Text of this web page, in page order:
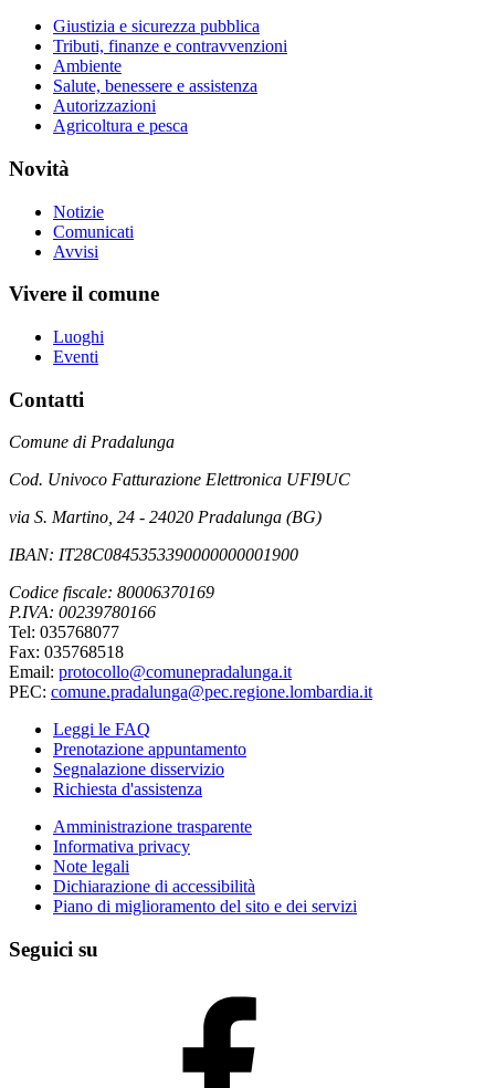
Giustizia e sicurezza pubblica
Tributi, finanze e contravvenzioni
Ambiente
Salute, benessere e assistenza
Autorizzazioni
Agricoltura e pesca
Novità
Notizie
Comunicati
Avvisi
Vivere il comune
Luoghi
Eventi
Contatti
Comune di Pradalunga
Cod. Univoco Fatturazione Elettronica UFI9UC
via S. Martino, 24 - 24020 Pradalunga (BG)
IBAN: IT28C0845353390000000001900
Codice fiscale: 80006370169
P.IVA: 00239780166
Tel: 035768077
Fax: 035768518
Email: protocollo@comunepradalunga.it
PEC: comune.pradalunga@pec.regione.lombardia.it
Leggi le FAQ
Prenotazione appuntamento
Segnalazione disservizio
Richiesta d'assistenza
Amministrazione trasparente
Informativa privacy
Note legali
Dichiarazione di accessibilità
Piano di miglioramento del sito e dei servizi
Seguici su